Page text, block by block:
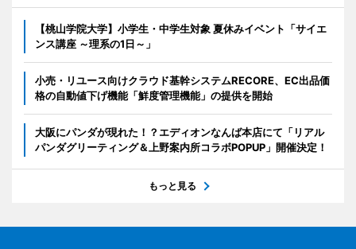
【桃山学院大学】小学生・中学生対象 夏休みイベント「サイエ
ンス講座 ～理系の1日～」
小売・リユース向けクラウド基幹システムRECORE、EC出品価
格の自動値下げ機能「鮮度管理機能」の提供を開始
大阪にパンダが現れた！？エディオンなんば本店にて「リアル
パンダグリーティング＆上野案内所コラボPOPUP」開催決定！
もっと見る